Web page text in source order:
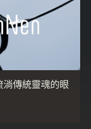
傳統靈魂的眼